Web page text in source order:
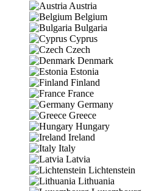
Austria
Belgium
Bulgaria
Cyprus
Czech
Denmark
Estonia
Finland
France
Germany
Greece
Hungary
Ireland
Italy
Latvia
Lichtenstein
Lithuania